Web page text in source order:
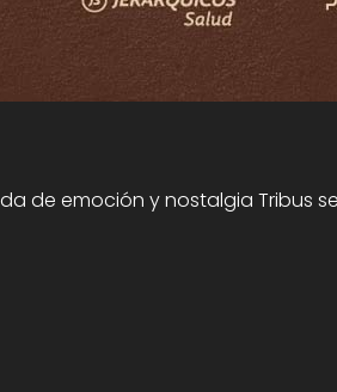
de emoción y nostalgia Tribus